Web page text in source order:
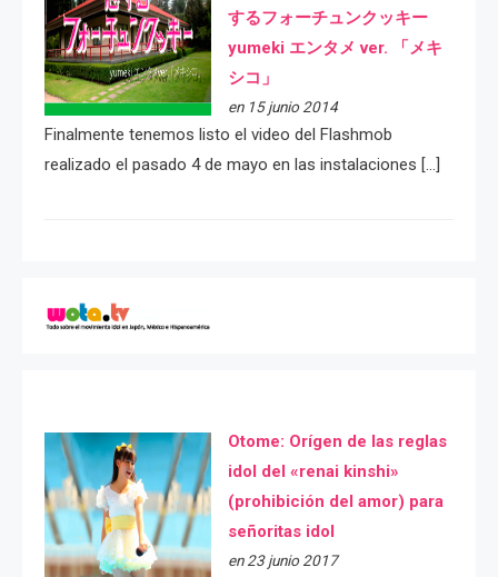
するフォーチュンクッキー
yumeki エンタメ ver. 「メキ
シコ」
en 15 junio 2014
Finalmente tenemos listo el video del Flashmob
realizado el pasado 4 de mayo en las instalaciones […]
Otome: Orígen de las reglas
idol del «renai kinshi»
(prohibición del amor) para
señoritas idol
en 23 junio 2017